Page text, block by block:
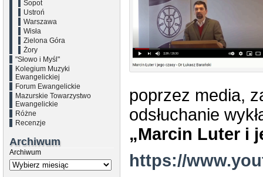
Sopot
Ustroń
Warszawa
Wisła
Zielona Góra
Żory
"Słowo i Myśl"
Kolegium Muzyki
Ewangelickiej
Forum Ewangelickie
Mazurskie Towarzystwo
Ewangelickie
Różne
Recenzje
Archiwum
Archiwum
poprzez media,
odsłuchanie
„Marcin Luter i
https://